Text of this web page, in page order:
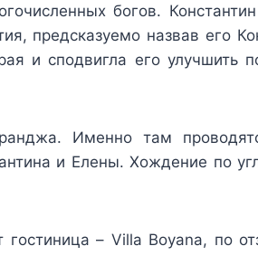
богов.
предсказуемо назвав его
и сподвигла его улучшить
Именно там
и Елены. Хождение по
– Villa Boyana, по